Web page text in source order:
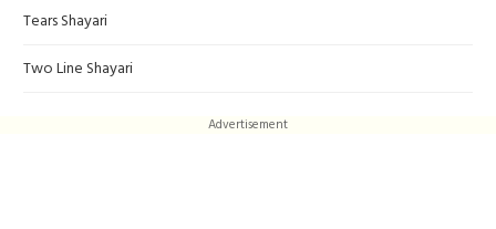
Tears Shayari
Two Line Shayari
Advertisement